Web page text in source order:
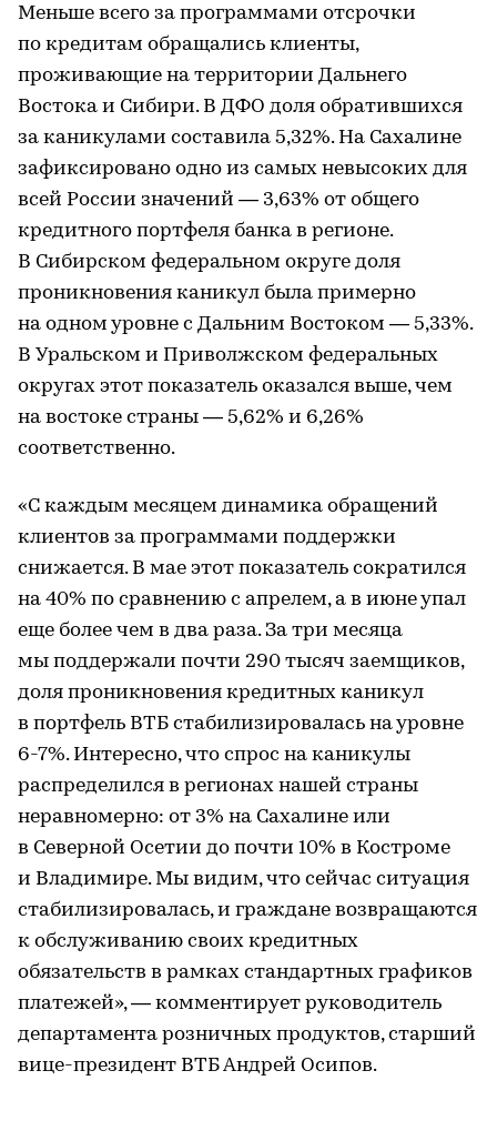
Меньше всего за программами отсрочки
по кредитам обращались клиенты,
проживающие на территории Дальнего
Востока и Сибири. В ДФО доля обратившихся
за каникулами составила 5,32%. На Сахалине
зафиксировано одно из самых невысоких для
всей России значений — 3,63% от общего
кредитного портфеля банка в регионе.
В Сибирском федеральном округе доля
проникновения каникул была примерно
на одном уровне с Дальним Востоком — 5,33%.
В Уральском и Приволжском федеральных
округах этот показатель оказался выше, чем
на востоке страны — 5,62% и 6,26%
соответственно.
«С каждым месяцем динамика обращений
клиентов за программами поддержки
снижается. В мае этот показатель сократился
на 40% по сравнению с апрелем, а в июне упал
еще более чем в два раза. За три месяца
мы поддержали почти 290 тысяч заемщиков,
доля проникновения кредитных каникул
в портфель ВТБ стабилизировалась на уровне
6-7%. Интересно, что спрос на каникулы
распределился в регионах нашей страны
неравномерно: от 3% на Сахалине или
в Северной Осетии до почти 10% в Костроме
и Владимире. Мы видим, что сейчас ситуация
стабилизировалась, и граждане возвращаются
к обслуживанию своих кредитных
обязательств в рамках стандартных графиков
платежей», — комментирует руководитель
департамента розничных продуктов, старший
вице-президент ВТБ Андрей Осипов.